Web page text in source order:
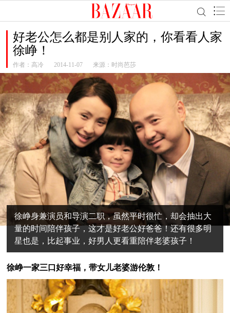
好老公怎么都是别人家的，你看看人家
徐峥！
作者： 高冷 2014-11-07 来源：时尚芭莎
徐峥身兼演员和导演二职，虽然平时很忙，却会抽出大
量的时间陪伴孩子，这才是好老公好爸爸！还有很多明
星也是，比起事业，好男人更看重陪伴老婆孩子！
徐峥一家三口好幸福，带女儿老婆游伦敦！